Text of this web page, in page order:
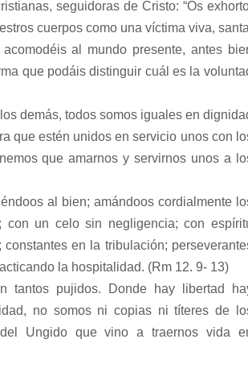
seguidoras de Cristo: “Os
cuerpos como una víctima viva,
al mundo presente, antes
que podáis distinguir cuál es la
demás, todos somos iguales en
que estén unidos en servicio unos con
que amarnos y servirnos unos a
al bien; amándoos cordialmente
un celo sin negligencia; con
en la tribulación;
la hospitalidad. (Rm 12. 9- 13)
tantos pujidos. Donde hay libertad
no somos ni copias ni títeres de
Ungido que vino a traernos vida